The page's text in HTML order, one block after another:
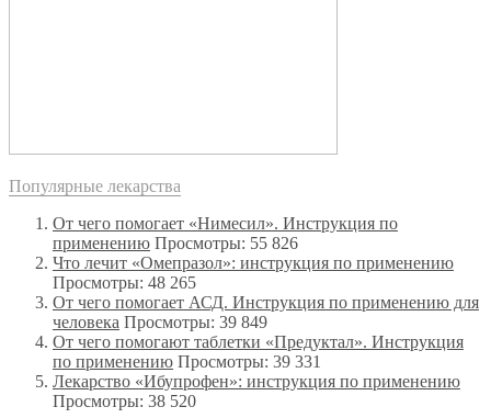
Популярные лекарства
От чего помогает «Нимесил». Инструкция по
применению Просмотры: 55 826
Что лечит «Омепразол»: инструкция по применению
Просмотры: 48 265
От чего помогает АСД. Инструкция по применению для
человека Просмотры: 39 849
От чего помогают таблетки «Предуктал». Инструкция
по применению Просмотры: 39 331
Лекарство «Ибупрофен»: инструкция по применению
Просмотры: 38 520